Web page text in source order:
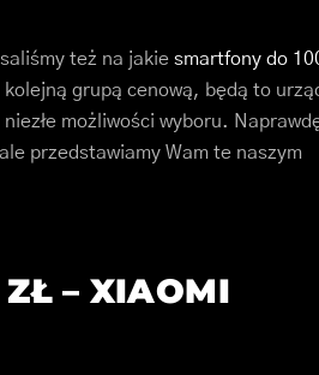
też na jakie smartfony do
grupą cenową, będą to
możliwości wyboru.
przedstawiamy Wam te naszym
ZŁ –XIAOMI